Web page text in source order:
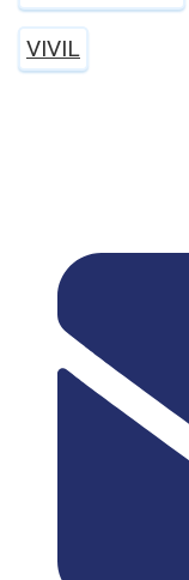
VIVIL